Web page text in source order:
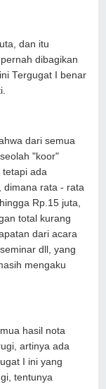
dan itu
dibagikan
Tergugat I benar
dari semua
"koor"
tetapi ada
dimana rata - rata
Rp.15 juta,
total kurang
dari acara
dll, yang
mengaku
hasil nota
artinya ada
I ini yang
tentunya